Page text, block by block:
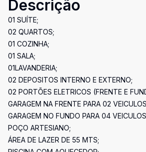
Descrição
01 SUÍTE;
02 QUARTOS;
01 COZINHA;
01 SALA;
01LAVANDERIA;
02 DEPOSITOS INTERNO E EXTERNO;
02 PORTÕES ELETRICOS (FRENTE E
GARAGEM NA FRENTE PARA 02
GARAGEM NO FUNDO PARA 04
POÇO ARTESIANO;
ÁREA DE LAZER DE 55 MTS;